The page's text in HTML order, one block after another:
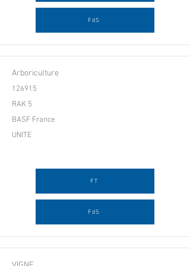
FdS
Arboriculture
126915
RAK 5
BASF France
UNITE
FT
FdS